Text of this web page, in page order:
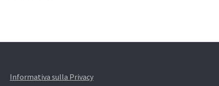
Informativa sulla Privacy